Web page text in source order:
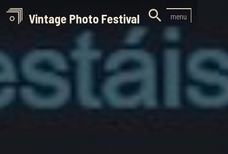
Vintage Photo Festival  menu